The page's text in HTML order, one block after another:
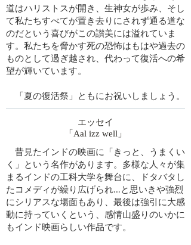
道はハリストスが開き、生神女が歩み、そし
て私たちすべてが置き去りにされず通る道な
のだという喜びがこの讃美には溢れていま
す。私たちを脅かす死の恐怖はもはや過去の
ものとして過ぎ越され、代わって復活への希
望が輝いています。
「夏の復活祭」ともにお祝いしましょう。
​エッセイ
​「Aal izz well」
昔見たインドの映画に「きっと、うまくい
く」という名作があります。多様な人々が集
まるインドの工科大学を舞台に、ドタバタし
たコメディが繰り広げられ…と思いきや強烈
にシリアスな場面もあり、最後は強引に大感
動に持っていくという、感情山盛りのいかに
もインド映画らしい作品です。